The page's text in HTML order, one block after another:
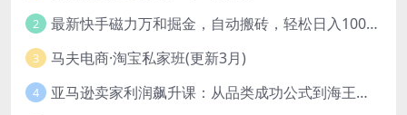
2 最新快手磁力万和掘金，自动搬砖，轻松日入100-200，操作简单
3 马夫电商·淘宝私家班(更新3月)
4 亚马逊卖家利润飙升课：从品类成功公式到海王打法，让每个SKU都成爆款一路飙升(更新26年3月